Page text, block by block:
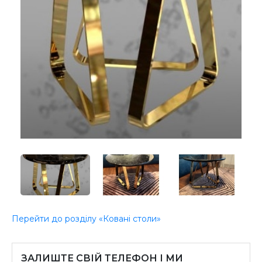
Перейти до розділу «Ковані столи»
ЗАЛИШТЕ СВІЙ ТЕЛЕФОН І МИ